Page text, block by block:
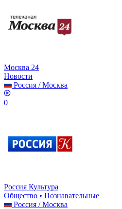
Москва 24
Новости
Россия /Москва
0
Россия Культура
Общество • Познавательные
Россия /Москва